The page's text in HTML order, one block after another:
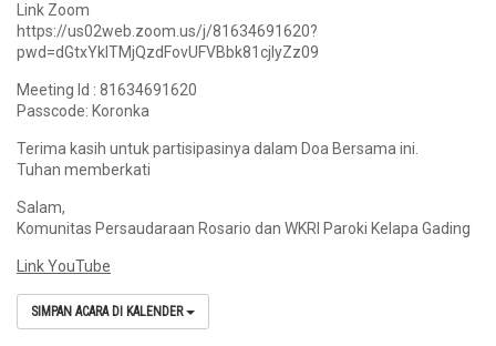
Link Zoom
https://us02web.zoom.us/j/81634691620?
pwd=dGtxYklTMjQzdFovUFVBbk81cjlyZz09
Meeting Id : 81634691620
Passcode: Koronka
Terima kasih untuk partisipasinya dalam Doa Bersama ini.
Tuhan memberkati
Salam,
Komunitas Persaudaraan Rosario dan WKRI Paroki Kelapa Gading
Link YouTube
SIMPAN ACARA DI KALENDER